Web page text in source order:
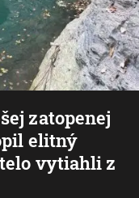
zatopenej
elitný
vytiahli z